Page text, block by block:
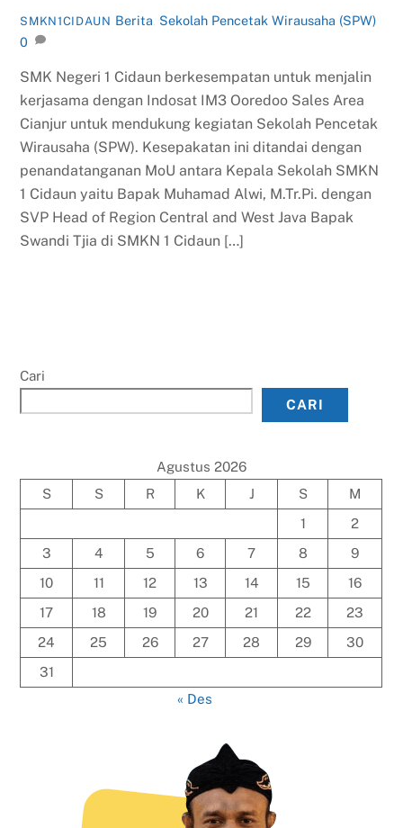
SMKN1CIDAUN Berita Sekolah Pencetak Wirausaha (SPW)
0
SMK Negeri 1 Cidaun berkesempatan untuk menjalin
kerjasama dengan Indosat IM3 Ooredoo Sales Area
Cianjur untuk mendukung kegiatan Sekolah Pencetak
Wirausaha (SPW). Kesepakatan ini ditandai dengan
penandatanganan MoU antara Kepala Sekolah SMKN
1 Cidaun yaitu Bapak Muhamad Alwi, M.Tr.Pi. dengan
SVP Head of Region Central and West Java Bapak
Swandi Tjia di SMKN 1 Cidaun […]
Cari
CARI
Agustus 2026
S
S R K J S
M
1
2
3
4 5 6 7 8
9
10
11 12 13 14 15
16
17
18 19 20 21 22
23
24
25 26 27 28 29
30
31
« Des